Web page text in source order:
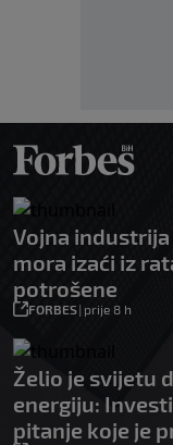
Vojna
mora izaći iz
potrošene
FORBES| prije 8 h
Želio je svijetu
energiju:
pitanje koje je